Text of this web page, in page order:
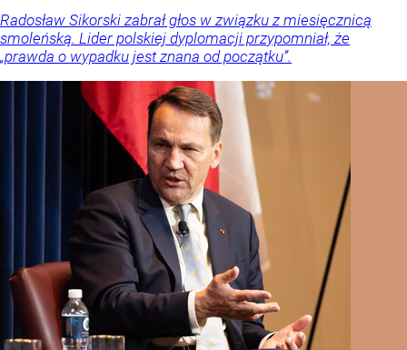
Radosław Sikorski zabrał głos w związku z miesięcznicą
smoleńską. Lider polskiej dyplomacji przypomniał, że
„prawda o wypadku jest znana od początku”.